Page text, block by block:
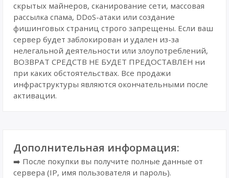
скрытых майнеров, сканирование сети, массовая
рассылка спама, DDoS-атаки или создание
фишинговых страниц строго запрещены. Если ваш
сервер будет заблокирован и удален из-за
нелегальной деятельности или злоупотреблений,
ВОЗВРАТ СРЕДСТВ НЕ БУДЕТ ПРЕДОСТАВЛЕН ни
при каких обстоятельствах. Все продажи
инфраструктуры являются окончательными после
активации.
Дополнительная информация:
➡️ После покупки вы получите полные данные от
сервера (IP, имя пользователя и пароль).